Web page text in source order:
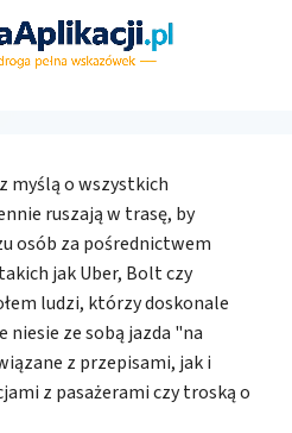
myślą o wszystkich
ruszają w trasę, by
osób za pośrednictwem
jak Uber, Bolt czy
ludzi, którzy doskonale
ze sobą jazda "na
z przepisami, jak i
z pasażerami czy troską o